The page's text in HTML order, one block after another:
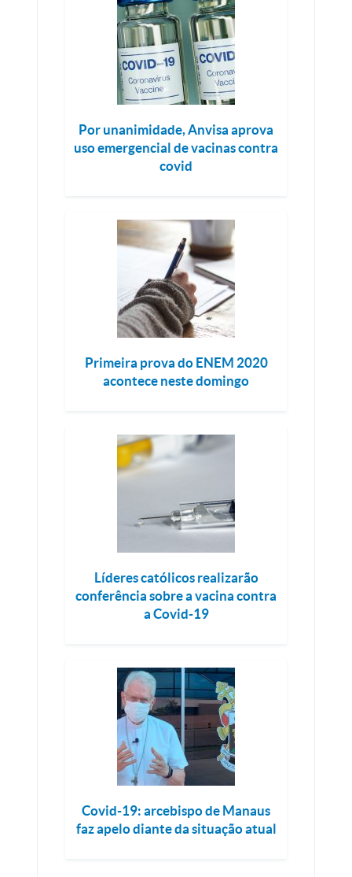
Por unanimidade, Anvisa aprova
uso emergencial de vacinas contra
covid
Primeira prova do ENEM 2020
acontece neste domingo
Líderes católicos realizarão
conferência sobre a vacina contra
a Covid-19
Covid-19: arcebispo de Manaus
faz apelo diante da situação atual